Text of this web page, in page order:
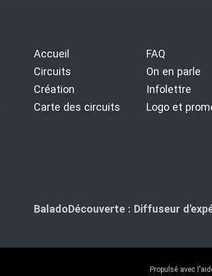
Accueil
Circuits
Création
Carte des circuits
FAQ
On en parle
Infolettre
Logo et
BaladoDécouverte : Diffuseur
Propulsé avec